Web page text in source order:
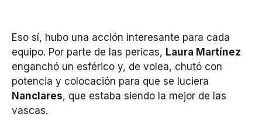
Eso sí, hubo una acción interesante para cada
equipo. Por parte de las pericas, Laura Martínez
enganchó un esférico y, de volea, chutó con
potencia y colocación para que se luciera
Nanclares, que estaba siendo la mejor de las
vascas.